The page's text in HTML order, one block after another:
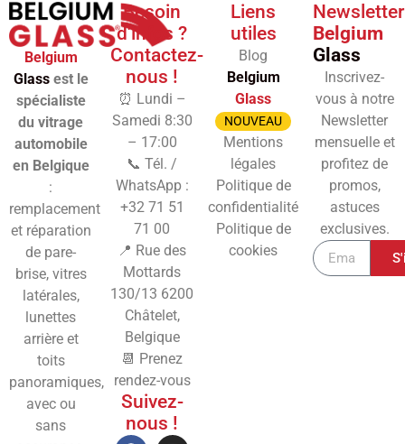
Belgium
Glassest le
spécialiste
du vitrage
automobile
en Belgique
:
remplacement
et réparation
de pare-
brise, vitres
latérales,
lunettes
arrière et
toits
panoramiques,
avec ou
sans
Besoin
d'infos ?
Contactez-
nous !
⏰ Lundi –
Samedi 8:30
– 17:00
📞 Tél. /
WhatsApp :
+32 71 51
71 00
📍 Rue des
Mottards
130/13 6200
Châtelet,
Belgique
📆 Prenez
rendez-vous
Suivez-
nous !
Liens
utiles
Blog
Belgium
Glass
NOUVEAU
Mentions
légales
Politique de
confidentialité
Politique de
cookies
Newsletter
Belgium
Glass
Inscrivez-
vous à notre
Newsletter
mensuelle et
profitez de
promos,
astuces
exclusives.